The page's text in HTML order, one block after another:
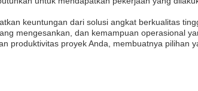
keuntungan dari solusi angkat berkualitas
mengesankan, dan kemampuan operasional
produktivitas proyek Anda, membuatnya pilihan